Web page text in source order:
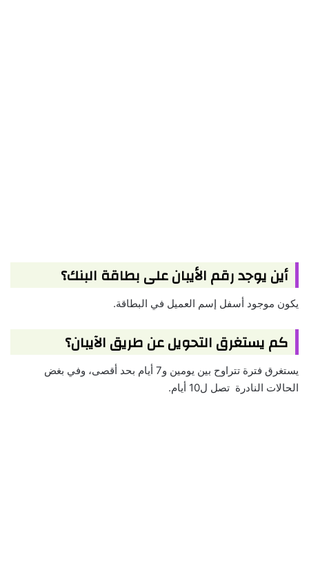
أين يوجد رقم الأيبان على بطاقة البنك؟
يكون موجود أسفل إسم العميل في البطاقة.
كم يستغرق التحويل عن طريق الآيبان؟
يستغرق فترة تتراوح بين يومين و7 أيام بحد أقصى، وفي بغض
الحالات النادرة تصل ل10 أيام.